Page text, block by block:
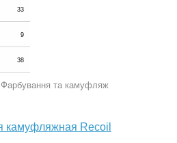
33
9
38
Фарбування та камуфляж